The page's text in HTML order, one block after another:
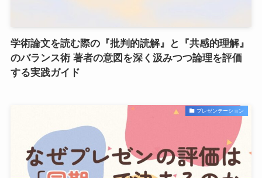
学術論文を読む際の『批判的読解』と『共感的理解』
のバランス術 著者の意図を深く汲みつつ論理を評価
する実践ガイド
プレゼンテーション